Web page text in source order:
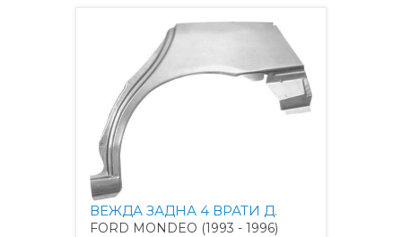
ВЕЖДА ЗАДНА 4 ВРАТИ Д.
FORD MONDEO (1993 - 1996)